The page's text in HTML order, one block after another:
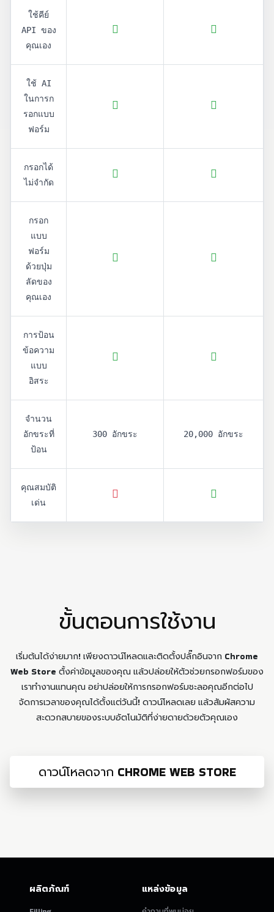
ใช้คีย์
API ของ
คุณเอง
ใช้ AI
ในการก
รอกแบบ
ฟอร์ม
กรอกได้
ไม่จำกัด
กรอก
แบบ
ฟอร์ม
ด้วยปุ่ม
ลัดของ
คุณเอง
การป้อน
ข้อความ
แบบ
อิสระ
จำนวน
อักขระที่
ป้อน
300 อักขระ 20,000 อักขระ
คุณสมบัติ
เด่น
ขั้นตอนการใช้งาน
เริ่มต้นได้ง่ายมาก! เพียงดาวน์โหลดและติดตั้งปลั๊กอินจาก Chrome
Web Store ตั้งค่าข้อมูลของคุณ แล้วปล่อยให้ตัวช่วยกรอกฟอร์มของ
เราทำงานแทนคุณ อย่าปล่อยให้การกรอกฟอร์มชะลอคุณอีกต่อไป
จัดการเวลาของคุณได้ตั้งแต่วันนี้! ดาวน์โหลดเลย แล้วสัมผัสความ
สะดวกสบายของระบบอัตโนมัติที่ง่ายดายด้วยตัวคุณเอง
ดาวน์โหลดจาก CHROME WEB STORE
ผลิตภัณฑ์ แหล่งข้อมูล